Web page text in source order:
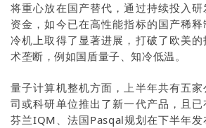
将重心放在国产替代，通过持续投入研
资金，如今已在高性能指标的国产稀释
冷机上取得了显著进展，打破了欧美的
术垄断，例如国盾量子、知冷低温。
量子计算机整机方面，上半年共有五家
司或科研单位推出了新一代产品，且已
芬兰IQM、法国Pasqal规划在下半年发